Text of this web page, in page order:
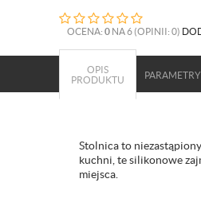
OCENA: 0 NA 6 (OPINII: 0)
OPIS
PRODUKTU
PARAMETRY
Stolnica to
kuchni, te silikonowe
miejsca.